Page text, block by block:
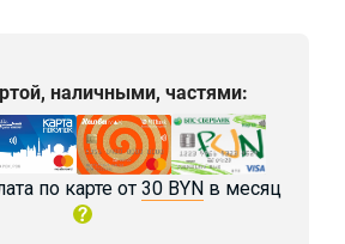
наличными, частями:
по карте от 30 BYN в месяц